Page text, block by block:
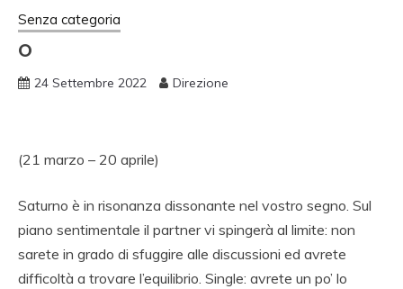
Senza categoria
O
24 Settembre 2022 Direzione
(21 marzo – 20 aprile)
Saturno è in risonanza dissonante nel vostro segno. Sul
piano sentimentale il partner vi spingerà al limite: non
sarete in grado di sfuggire alle discussioni ed avrete
difficoltà a trovare l’equilibrio. Single: avrete un po’ lo